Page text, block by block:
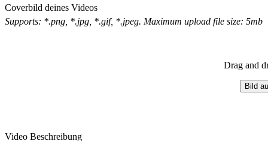
Coverbild deines Videos
Supports: *.png, *.jpg, *.gif, *.jpeg. Maximum upload file size: 5mb
Drag and
Bild
Video Beschreibung